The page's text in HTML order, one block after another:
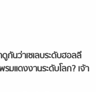
กันว่าเซเลบระดับฮอลลี
มแดงงานระดับโลก? เจ้า